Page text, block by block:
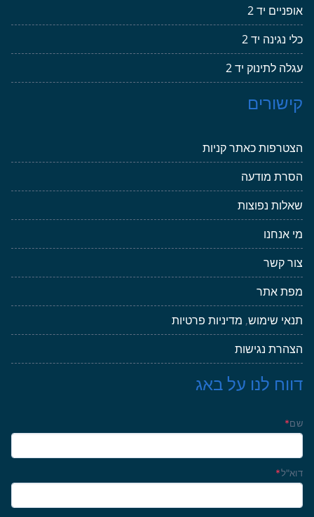
אופניים יד 2
כלי נגינה יד 2
עגלה לתינוק יד 2
קישורים
הצטרפות כאתר קניות
הסרת מודעה
שאלות נפוצות
מי אנחנו
צור קשר
מפת אתר
תנאי שימוש, מדיניות פרטיות
הצהרת נגישות
דווח לנו על באג
שם*
דוא"ל*